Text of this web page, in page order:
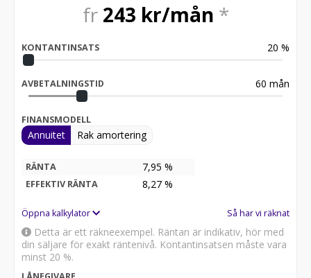
Beställ med FRI FRAKT direkt via länken (klistra in i din
fr 243 kr/mån *
KONTANTINSATS 20 %
AVBETALNINGSTID 60 mån
FINANSMODELL
Annuitet Rak amortering
RÄNTA 7,95 %
EFFEKTIV RÄNTA 8,27 %
Öppna kalkylator Så har vi räknat
Detta är ett räkneexempel. Räntan är indikativ, hör med
din säljare för exakt räntenivå. Kontantinsatsen måste vara
minst 20 %.